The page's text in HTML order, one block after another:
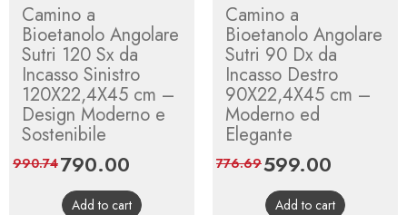
Camino a
Bioetanolo Angolare
Sutri 120 Sx da
Incasso Sinistro
120X22,4X45 cm –
Design Moderno e
Sostenibile
Price
790.00
price
990.74
Add to cart
Camino a
Bioetanolo Angolare
Sutri 90 Dx da
Incasso Destro
90X22,4X45 cm –
Moderno ed
Elegante
Price
599.00
price
776.69
Add to cart